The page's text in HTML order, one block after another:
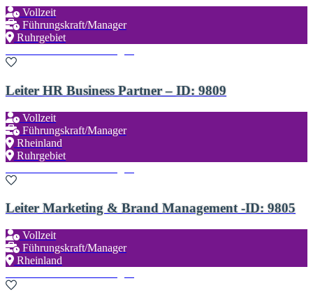
Vollzeit
Führungskraft/Manager
Ruhrgebiet
Leiter HR Business Partner – ID: 9809
Vollzeit
Führungskraft/Manager
Rheinland
Ruhrgebiet
Leiter Marketing & Brand Management -ID: 9805
Vollzeit
Führungskraft/Manager
Rheinland